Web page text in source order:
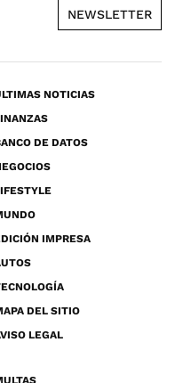
NEWSLETTER
NOTICIAS
DE DATOS
IMPRESA
DEL SITIO
LEGAL